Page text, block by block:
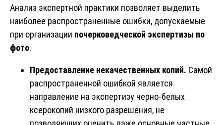
Анализ экспертной практики позволяет выделить
наиболее распространенные ошибки, допускаемые
при организации почерковедческой экспертизы по
фото.
Предоставление некачественных копий. Самой
распространенной ошибкой является
направление на экспертизу черно-белых
ксерокопий низкого разрешения, не